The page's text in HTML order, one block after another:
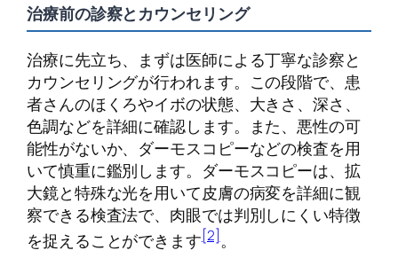
治療前の診察とカウンセリング
治療に先立ち、まずは医師による丁寧な診察と
カウンセリングが行われます。この段階で、患
者さんのほくろやイボの状態、大きさ、深さ、
色調などを詳細に確認します。また、悪性の可
能性がないか、ダーモスコピーなどの検査を用
いて慎重に鑑別します。ダーモスコピーは、拡
大鏡と特殊な光を用いて皮膚の病変を詳細に観
察できる検査法で、肉眼では判別しにくい特徴
を捉えることができます[2]。